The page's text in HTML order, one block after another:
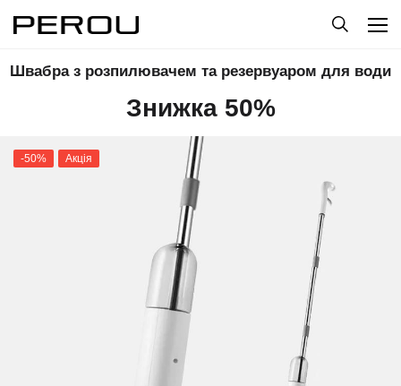
Швабра з розпилювачем та резервуаром для води
Знижка 50%
-50% Акція